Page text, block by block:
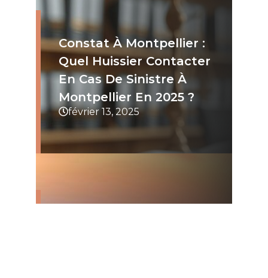
Constat À Montpellier :
Quel Huissier Contacter
En Cas De Sinistre À
Montpellier En 2025 ?
février 13, 2025